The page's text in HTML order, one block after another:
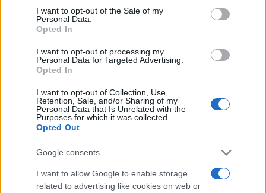
consent section.
I want to opt-out of the Sale of my
Personal Data.
Opted In
I want to opt-out of processing my
Personal Data for Targeted Advertising.
Opted In
I want to opt-out of Collection, Use,
Retention, Sale, and/or Sharing of my
Personal Data that Is Unrelated with the
Purposes for which it was collected.
Opted Out
Google consents
I want to allow Google to enable storage
related to advertising like cookies on web or
Περίπου 3.800 άνθρωποι είχαν λάβει εντολή να
ενημέρωση των δημοσιογράφων ο σερίφης της
κομητείας Μαριπόζα Τζέρεμι Μπριζ.
https://www.youtube.com/watch?v=Rnt-Zr4sP4o
Αξιωματούχοι της πυροσβεστικής της Καλιφόρνιας
ενισχυμένες ομάδες πυρόσβεσης, αλλά η πυρκαγιά